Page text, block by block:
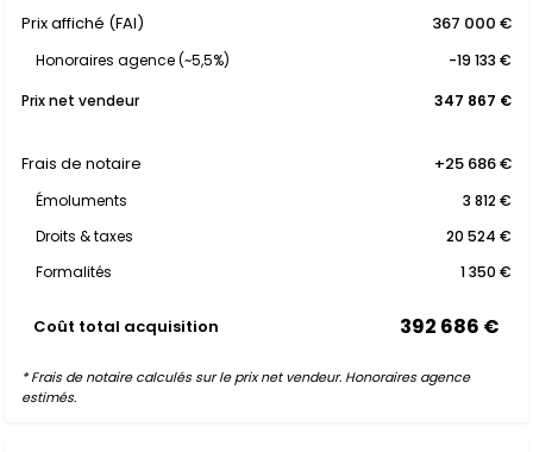
Prix affiché (FAI) 367 000 €
Honoraires agence (~5,5%)
-19 133 €
Prix net vendeur
347 867 €
Frais de notaire +25 686 €
Émoluments
3 812 €
Droits & taxes
20 524 €
Formalités
1 350 €
Coût total acquisition 392 686 €
* Frais de notaire calculés sur le prix net vendeur. Honoraires agence
estimés.